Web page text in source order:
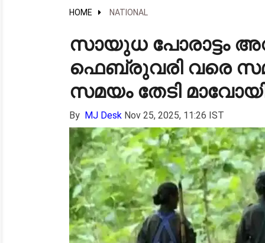
HOME NATIONAL
സായുധ പോരാട്ടം
ഫെബ്രുവരി വരെ
സമയം തേടി
By MJ Desk Nov 25, 2025, 11:26 IST